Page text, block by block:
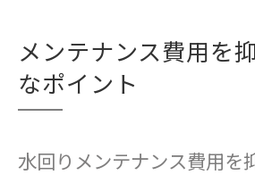
メンテナンス費用を
なポイント
水回りメンテナンス費用を